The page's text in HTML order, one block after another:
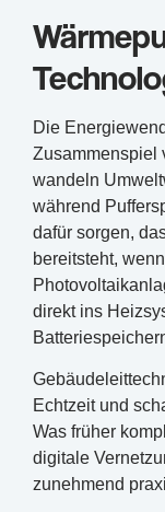
Die
Zusammenspiel
wandeln
während
dafür sorgen,
bereitsteht,
direkt ins
Echtzeit und
Was früher
digitale
zunehmend